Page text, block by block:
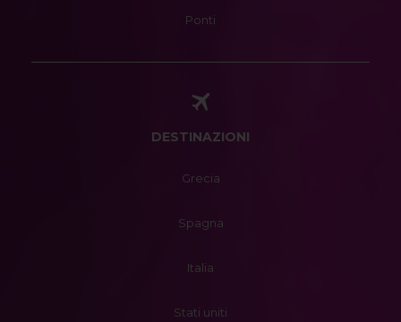
Ponti
DESTINAZIONI
Grecia
Spagna
Italia
Stati uniti